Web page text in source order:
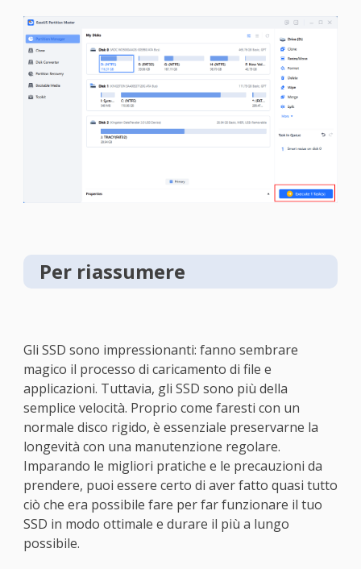
Per riassumere
Gli SSD sono impressionanti: fanno sembrare
magico il processo di caricamento di file e
applicazioni. Tuttavia, gli SSD sono più della
semplice velocità. Proprio come faresti con un
normale disco rigido, è essenziale preservarne la
longevità con una manutenzione regolare.
Imparando le migliori pratiche e le precauzioni da
prendere, puoi essere certo di aver fatto quasi tutto
ciò che era possibile fare per far funzionare il tuo
SSD in modo ottimale e durare il più a lungo
possibile.